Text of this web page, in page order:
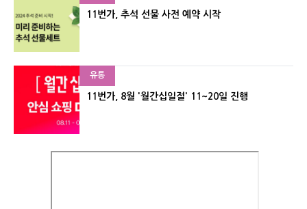
11번가, 추석 선물 사전 예약 시작
유통
11번가, 8월 '월간십일절' 11~20일 진행